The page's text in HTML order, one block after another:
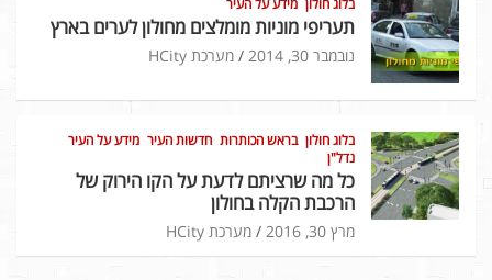
תעריפי מוניות מומלצים מחולון לערים בארץ
נובמבר 30, 2014 מערכת HCity
בלוג חולון בראש הכותרות חדשות העיר מידע על העיר
נדל"ן
כל מה שרציתם לדעת על הקו הירוק של
הרכבת הקלה בחולון
מרץ 30, 2016 מערכת HCity